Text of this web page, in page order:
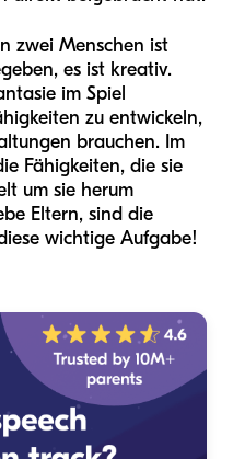
zwei Menschen ist
es ist kreativ.
im Spiel
zu entwickeln,
brauchen. Im
Fähigkeiten, die sie
um sie herum
Eltern, sind die
wichtige Aufgabe!